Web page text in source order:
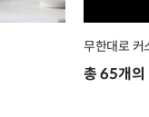
무한대로 커
총 65개의